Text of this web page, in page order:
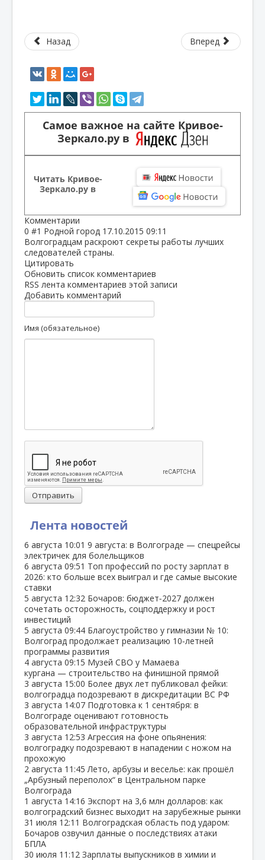
Лента новостей
6 августа 10:01 9 августа: в Волгограде — спецрейсы
электричек для болельщиков
6 августа 09:51 Топ профессий по росту зарплат в
2026: кто больше всех выиграл и где самые высокие
ставки
5 августа 12:32 Бочаров: бюджет‑2027 должен
сочетать осторожность, соцподдержку и рост
инвестиций
5 августа 09:44 Благоустройство у гимназии № 10:
Волгоград продолжает реализацию 10‑летней
программы развития
4 августа 09:15 Музей СВО у Мамаева
кургана — строительство на финишной прямой
3 августа 15:00 Более двух лет публиковал фейки:
волгоградца подозревают в дискредитации ВС РФ
3 августа 14:07 Подготовка к 1 сентября: в
Волгограде оценивают готовность
образовательной инфраструктуры
3 августа 12:53 Агрессия на фоне опьянения:
волгоградку подозревают в нападении с ножом на
прохожую
2 августа 11:45 Лето, арбузы и веселье: как прошёл
„Арбузный переполох“ в Центральном парке
Волгограда
1 августа 14:16 Экспорт на 3,6 млн долларов: как
волгоградский бизнес выходит на зарубежные рынки
31 июля 12:11 Волгоградская область под ударом:
Бочаров озвучил данные о последствиях атаки
БПЛА
30 июля 11:12 Зарплаты выпускников в химии и
Назад Вперед
Самое важное на сайте Кривое-
Зеркало.ру в
Читать Кривое-
Зеркало.ру в
Комментарии
0 #1 Родной город 17.10.2015 09:11
Волгоградцам раскроют секреты работы лучших
следователей страны.
Цитировать
Обновить список комментариев
RSS лента комментариев этой записи
Добавить комментарий
Имя (обязательное)
Отправить